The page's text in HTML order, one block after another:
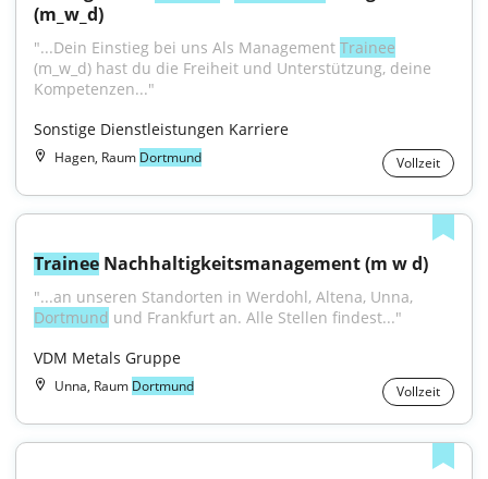
(m_w_d)
"...Dein Einstieg bei uns Als Management Trainee
(m_w_d) hast du die Freiheit und Unterstützung, deine
Kompetenzen..."
Sonstige Dienstleistungen Karriere
Hagen, Raum Dortmund Vollzeit
Trainee Nachhaltigkeitsmanagement (m w d)
Dortmund und Frankfurt an. Alle Stellen findest..."
VDM Metals Gruppe
Unna, Raum Dortmund Vollzeit